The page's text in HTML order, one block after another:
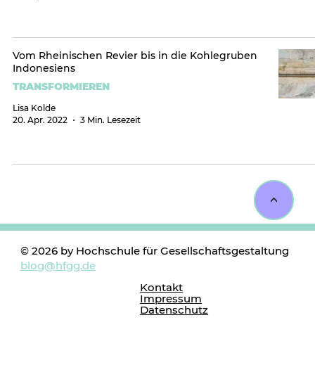
Vom Rheinischen Revier bis in die Kohlegruben
Indonesiens
TRANSFORMIEREN
Lisa Kolde
20. Apr. 2022
3 Min. Lesezeit
<
© 2026 by Hochschule für Gesellschaftsgestaltung
blog@hfgg.de
Impressum
Datenschutz
Kontakt